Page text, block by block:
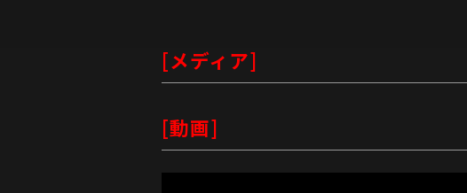
[メディア]
[動画]